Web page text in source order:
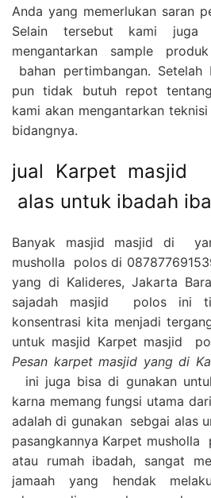
Anda yang memerlukan saran
Selain tersebut kami juga
mengantarkan sample
bahan pertimbangan. Setelah
pun tidak butuh repot
kami akan mengantarkan
bidangnya.
jual Karpet masjid
alas untuk ibadah
Banyak masjid masjid di
musholla polos di
yang di Kalideres, Jakarta
sajadah masjid polos ini
konsentrasi kita menjadi
untuk masjid Karpet masjid
Pesan karpet masjid yang di
ini juga bisa di gunakan
karna memang fungsi utama
adalah di gunakan sebgai alas
pasangkannya Karpet musholla
atau rumah ibadah, sangat
jamaah yang hendak